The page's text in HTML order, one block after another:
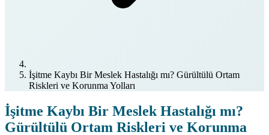
İşitme Kaybı Bir Meslek Hastalığı mı? Gürültülü Ortam
Riskleri ve Korunma Yolları
İşitme Kaybı Bir Meslek Hastalığı mı?
Gürültülü Ortam Riskleri ve Korunma